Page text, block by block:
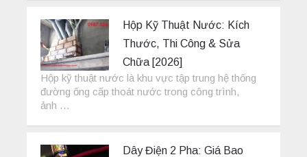
Hộp Kỹ Thuật Nước: Kích
Thước, Thi Công & Sửa
Chữa [2026]
Hộp kỹ thuật nước là khu vực tập trung hệ thống
đường ống cấp thoát nước trong công trình,
ảnh …
Dây Điện 2 Pha: Giá Bao